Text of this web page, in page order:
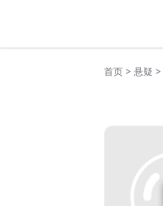
首页 > 悬疑 >